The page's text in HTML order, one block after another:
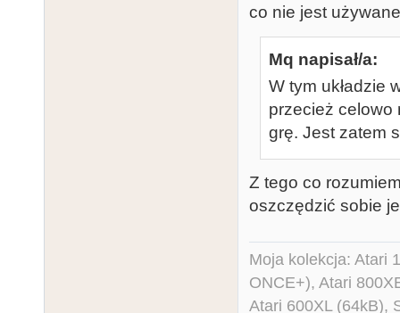
co nie jest
Mq napisał/a:
W tym układzie
przecież celowo
grę. Jest zatem
Z tego co
oszczędzić sobie
Moja kolekcja: Atari
ONCE+), Atari
Atari 600XL (64kB),